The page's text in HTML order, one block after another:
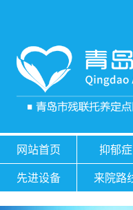
网站首页 抑郁症
先进设备
来院路